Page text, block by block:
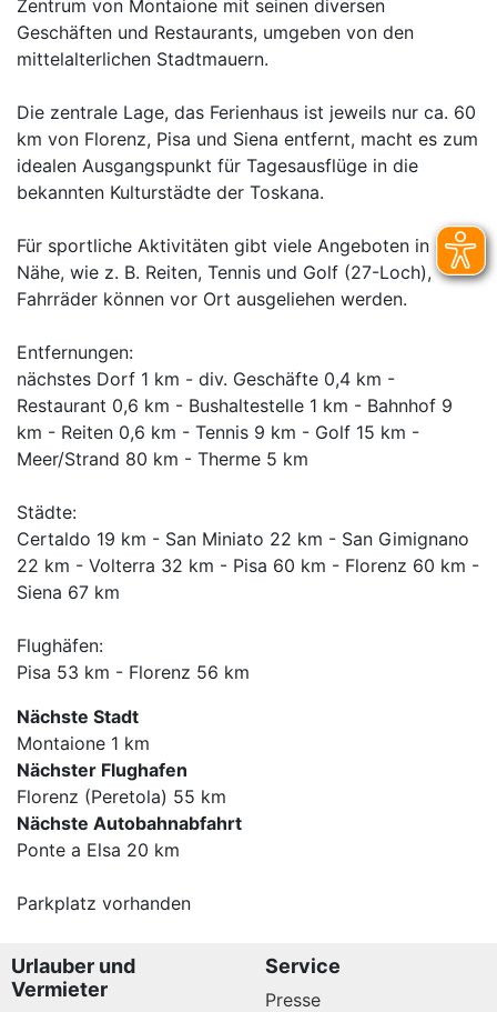
Zentrum von Montaione mit seinen diversen
Geschäften und Restaurants, umgeben von den
mittelalterlichen Stadtmauern.
Die zentrale Lage, das Ferienhaus ist jeweils nur ca. 60
km von Florenz, Pisa und Siena entfernt, macht es zum
idealen Ausgangspunkt für Tagesausflüge in die
bekannten Kulturstädte der Toskana.
Für sportliche Aktivitäten gibt viele Angeboten in der
Nähe, wie z. B. Reiten, Tennis und Golf (27-Loch),
Fahrräder können vor Ort ausgeliehen werden.
Entfernungen:
nächstes Dorf 1 km - div. Geschäfte 0,4 km -
Restaurant 0,6 km - Bushaltestelle 1 km - Bahnhof 9
km - Reiten 0,6 km - Tennis 9 km - Golf 15 km -
Meer/Strand 80 km - Therme 5 km
Städte:
Certaldo 19 km - San Miniato 22 km - San Gimignano
22 km - Volterra 32 km - Pisa 60 km - Florenz 60 km -
Siena 67 km
Flughäfen:
Pisa 53 km - Florenz 56 km
Nächste Stadt
Montaione 1 km
Nächster Flughafen
Florenz (Peretola) 55 km
Nächste Autobahnabfahrt
Ponte a Elsa 20 km
Parkplatz vorhanden
Urlauber und
Vermieter
Service
Presse